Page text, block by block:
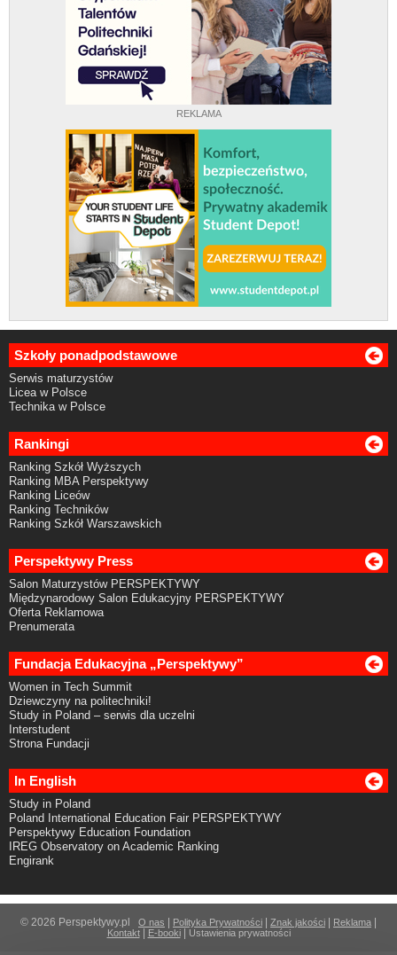
REKLAMA
Szkoły ponadpodstawowe
Serwis maturzystów
Licea w Polsce
Technika w Polsce
Rankingi
Ranking Szkół Wyższych
Ranking MBA Perspektywy
Ranking Liceów
Ranking Techników
Ranking Szkół Warszawskich
Perspektywy Press
Salon Maturzystów PERSPEKTYWY
Międzynarodowy Salon Edukacyjny PERSPEKTYWY
Oferta Reklamowa
Prenumerata
Fundacja Edukacyjna „Perspektywy”
Women in Tech Summit
Dziewczyny na politechniki!
Study in Poland – serwis dla uczelni
Interstudent
Strona Fundacji
In English
Study in Poland
Poland International Education Fair PERSPEKTYWY
Perspektywy Education Foundation
IREG Observatory on Academic Ranking
Engirank
© 2026 Perspektywy.pl O nas Polityka Prywatności Znak jakości Reklama
Kontakt| E-booki| Ustawienia prywatności